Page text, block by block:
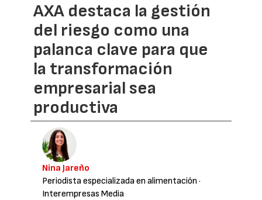
AXA destaca la gestión
del riesgo como una
palanca clave para que
la transformación
empresarial sea
productiva
Nina Jareño
Periodista especializada en alimentación ·
Interempresas Media